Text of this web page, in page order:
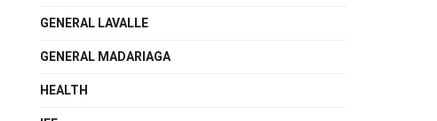
GENERAL LAVALLE
GENERAL MADARIAGA
HEALTH